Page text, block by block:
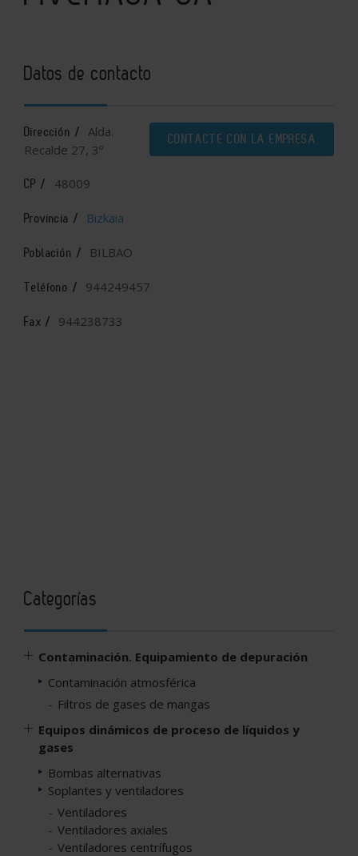
Datos de contacto
CONTACTE CON LA EMPRESA
Dirección / Alda.
Recalde 27, 3º
CP / 48009
Provincia / Bizkaia
Población / BILBAO
Teléfono / 944249457
Fax / 944238733
Categorías
Contaminación. Equipamiento de depuración
Contaminación atmosférica
Filtros de gases de mangas
Equipos dinámicos de proceso de líquidos y
gases
Bombas alternativas
Soplantes y ventiladores
Ventiladores
Ventiladores axiales
Ventiladores centrífugos